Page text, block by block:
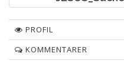
PROFIL
KOMMENTARER